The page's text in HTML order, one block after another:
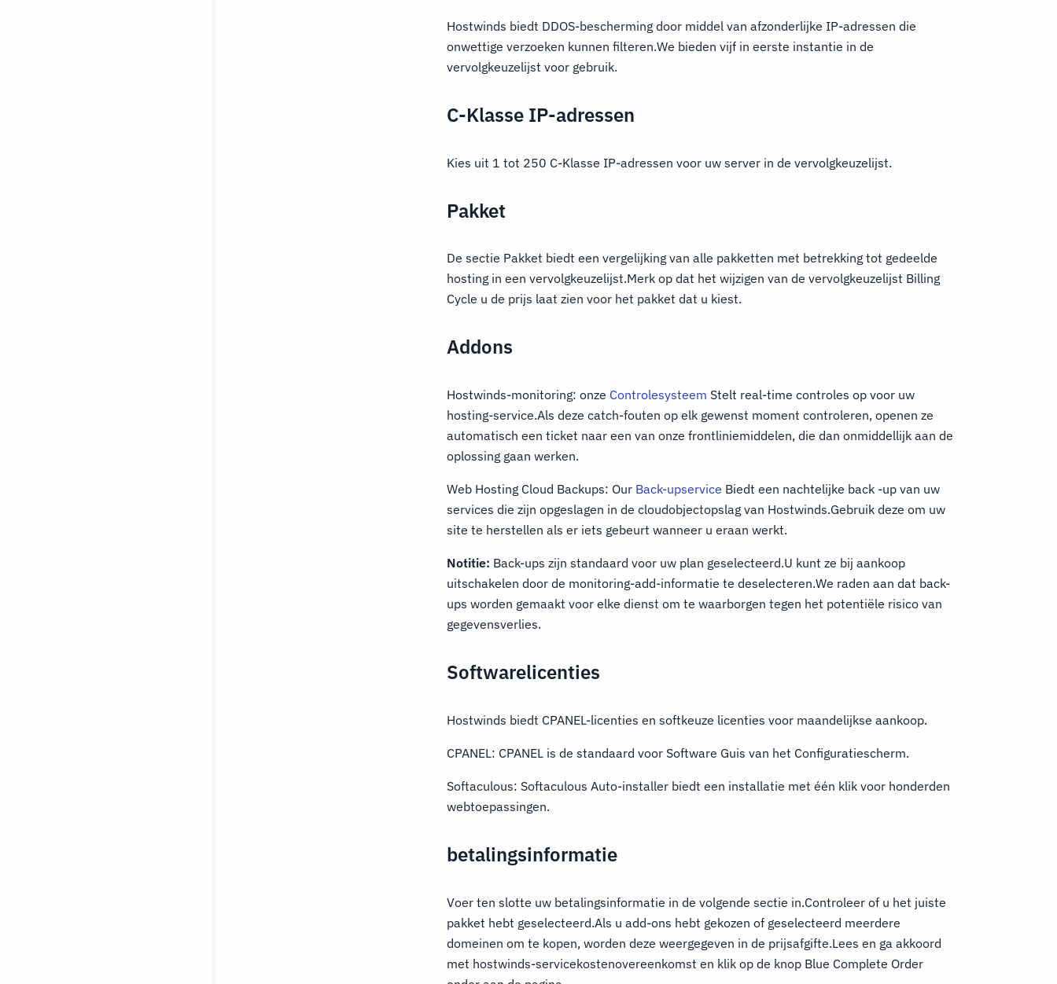
Hostwinds biedt DDOS-bescherming door middel van afzonderlijke IP-adressen die
onwettige verzoeken kunnen filteren.We bieden vijf in eerste instantie in de
vervolgkeuzelijst voor gebruik.
C-Klasse IP-adressen
Kies uit 1 tot 250 C-Klasse IP-adressen voor uw server in de vervolgkeuzelijst.
Pakket
De sectie Pakket biedt een vergelijking van alle pakketten met betrekking tot gedeelde
hosting in een vervolgkeuzelijst.Merk op dat het wijzigen van de vervolgkeuzelijst Billing
Cycle u de prijs laat zien voor het pakket dat u kiest.
Addons
Hostwinds-monitoring: onze Controlesysteem Stelt real-time controles op voor uw
hosting-service.Als deze catch-fouten op elk gewenst moment controleren, openen ze
automatisch een ticket naar een van onze frontliniemiddelen, die dan onmiddellijk aan de
oplossing gaan werken.
Web Hosting Cloud Backups: Our Back-upservice Biedt een nachtelijke back -up van uw
services die zijn opgeslagen in de cloudobjectopslag van Hostwinds.Gebruik deze om uw
site te herstellen als er iets gebeurt wanneer u eraan werkt.
Notitie: Back-ups zijn standaard voor uw plan geselecteerd.U kunt ze bij aankoop
uitschakelen door de monitoring-add-informatie te deselecteren.We raden aan dat back-
ups worden gemaakt voor elke dienst om te waarborgen tegen het potentiële risico van
gegevensverlies.
Softwarelicenties
Hostwinds biedt CPANEL-licenties en softkeuze licenties voor maandelijkse aankoop.
CPANEL: CPANEL is de standaard voor Software Guis van het Configuratiescherm.
Softaculous: Softaculous Auto-installer biedt een installatie met één klik voor honderden
webtoepassingen.
betalingsinformatie
Voer ten slotte uw betalingsinformatie in de volgende sectie in.Controleer of u het juiste
pakket hebt geselecteerd.Als u add-ons hebt gekozen of geselecteerd meerdere
domeinen om te kopen, worden deze weergegeven in de prijsafgifte.Lees en ga akkoord
met hostwinds-servicekostenovereenkomst en klik op de knop Blue Complete Order